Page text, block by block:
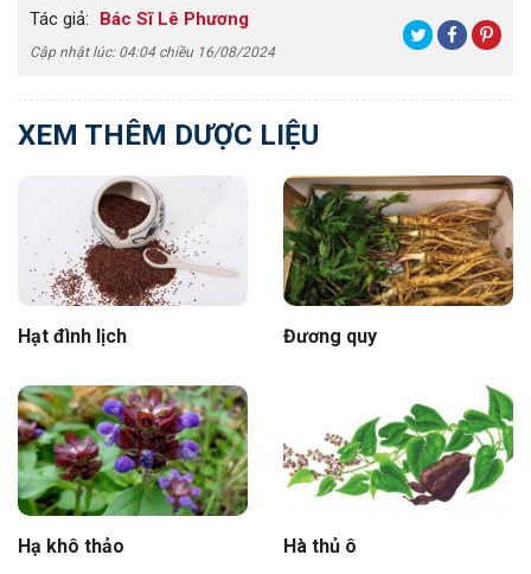
Tác giả: Bác Sĩ Lê Phương
Cập nhật lúc: 04:04 chiều 16/08/2024
XEM THÊM DƯỢC LIỆU
Hạt đình lịch Đương quy
Hạ khô thảo Hà thủ ô